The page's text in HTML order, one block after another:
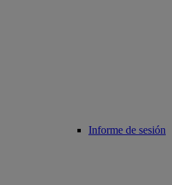
Informe de sesión